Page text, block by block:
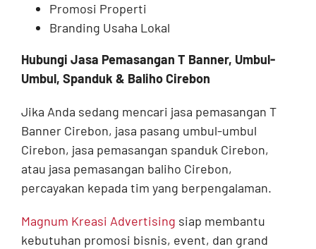
Promosi Properti
Branding Usaha Lokal
Hubungi Jasa Pemasangan T Banner, Umbul-
Umbul, Spanduk & Baliho Cirebon
Jika Anda sedang mencari jasa pemasangan T
Banner Cirebon, jasa pasang umbul-umbul
Cirebon, jasa pemasangan spanduk Cirebon,
atau jasa pemasangan baliho Cirebon,
percayakan kepada tim yang berpengalaman.
Magnum Kreasi Advertising siap membantu
kebutuhan promosi bisnis, event, dan grand